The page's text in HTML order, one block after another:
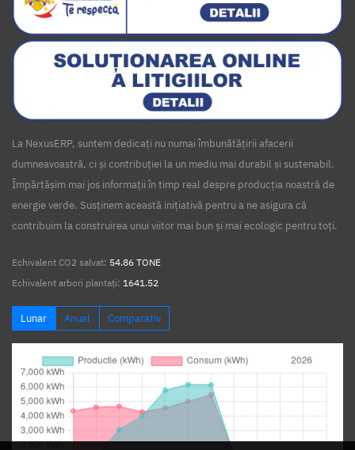
La NexusERP, suntem dedicați nu numai îmbunătățirii afacerii
dumneavoastră, ci și contribuției la un mediu mai durabil și sustenabil.
Împărtășim mai jos informații în timp real despre producția noastră de
energie verde. Susținem această inițiativă pentru a ne asigura că
contribuim la construirea unui viitor mai bun și mai ecologic pentru toți.
Echivalent CO2 salvat: 54.86 TONE
Echivalent arbori plantați: 1641.52
Lunar Anual Comparativ